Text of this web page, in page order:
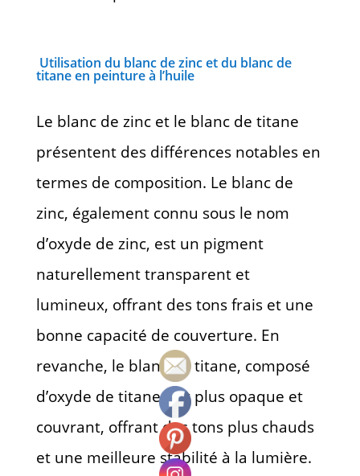
Utilisation du blanc de zinc et du blanc de
titane en peinture à l’huile
Le blanc de zinc et le blanc de titane
présentent des différences notables en
termes de composition. Le blanc de
zinc, également connu sous le nom
d’oxyde de zinc, est un pigment
naturellement transparent et
lumineux, offrant des tons frais et une
bonne capacité de couverture. En
revanche, le blanc de titane, composé
d’oxyde de titane, est plus opaque et
couvrant, offrant des tons plus chauds
et une meilleure stabilité à la lumière.